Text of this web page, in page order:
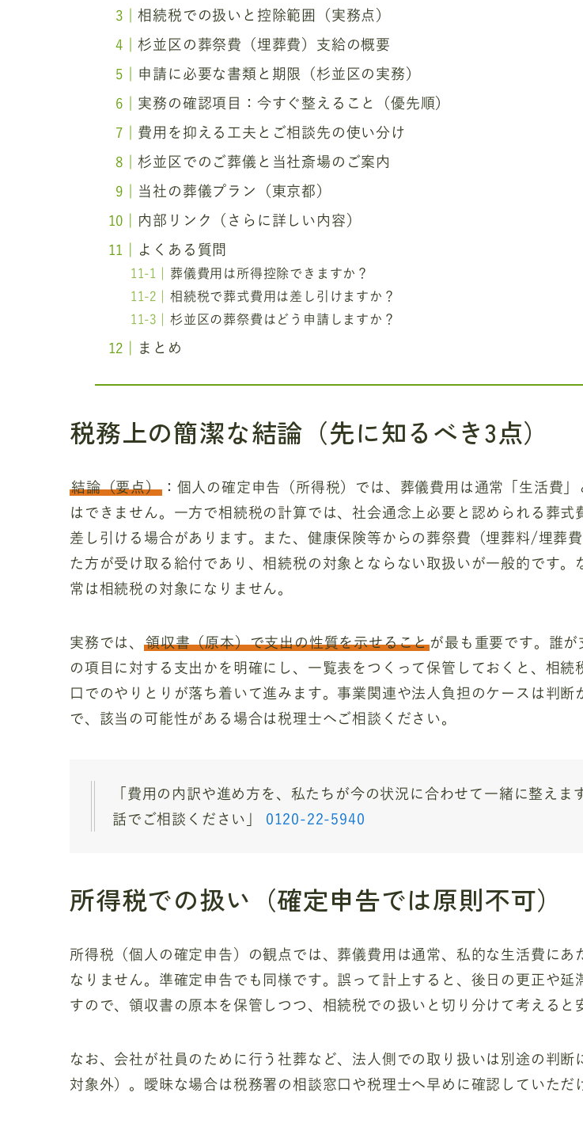
相続税での扱いと控除範囲（実務点）
杉並区の葬祭費（埋葬費）支給の概要
申請に必要な書類と期限（杉並区の実務）
実務の確認項目：今すぐ整えること（優先順）
費用を抑える工夫とご相談先の使い分け
杉並区でのご葬儀と当社斎場のご案内
当社の葬儀プラン（東京都）
内部リンク（さらに詳しい内容）
よくある質問
葬儀費用は所得控除できますか？
相続税で葬式費用は差し引けますか？
杉並区の葬祭費はどう申請しますか？
まとめ
税務上の簡潔な結論（先に知るべき3点）
結論（要点）：個人の確定申告（所得税）では、葬儀費用は通常「生活費」
はできません。一方で相続税の計算では、社会通念上必要と認められる葬式
差し引ける場合があります。また、健康保険等からの葬祭費（埋葬料/埋葬
た方が受け取る給付であり、相続税の対象とならない取扱いが一般的です。
常は相続税の対象になりません。
実務では、 領収書（原本）で支出の性質を示せることが最も重要です。誰
の項目に対する支出かを明確にし、一覧表をつくって保管しておくと、相続
口でのやりとりが落ち着いて進みます。事業関連や法人負担のケースは判断
で、該当の可能性がある場合は税理士へご相談ください。
「費用の内訳や進め方を、私たちが今の状況に合わせて一緒に整えま
話でご相談ください」 0120-22-5940
所得税での扱い（確定申告では原則不可）
所得税（個人の確定申告）の観点では、葬儀費用は通常、私的な生活費にあ
なりません。準確定申告でも同様です。誤って計上すると、後日の更正や延
すので、領収書の原本を保管しつつ、相続税での扱いと切り分けて考えると
なお、会社が社員のために行う社葬など、法人側での取り扱いは別途の判断
対象外）。曖昧な場合は税務署の相談窓口や税理士へ早めに確認していただ